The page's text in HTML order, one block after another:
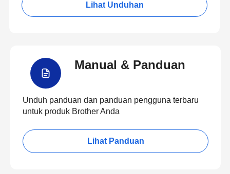
Lihat Unduhan
Manual & Panduan
Unduh panduan dan panduan pengguna terbaru
untuk produk Brother Anda
Lihat Panduan